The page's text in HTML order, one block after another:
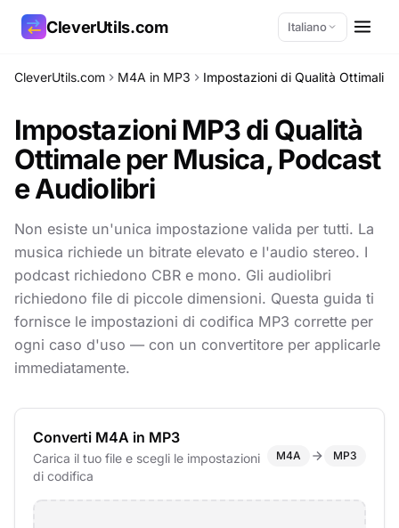
CleverUtils.com Italiano
CleverUtils.com M4A in MP3 Impostazioni di Qualità Ottimali
Impostazioni MP3 di Qualità
Ottimale perMusica, Podcast
e Audiolibri
Non esiste un'unica impostazione valida per tutti. La
musica richiede un bitrate elevato e l'audio stereo. I
podcast richiedono CBR e mono. Gli audiolibri
richiedono file di piccole dimensioni. Questa guida ti
fornisce le impostazioni di codifica MP3 corrette per
ogni caso d'uso — con un convertitore per applicarle
immediatamente.
Converti M4A in MP3
Carica il tuo file e scegli le impostazioni
di codifica
M4A MP3
Copia link
Email